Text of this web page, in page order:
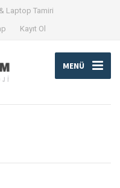
Laptop Tamiri
Kayıt Ol
MENÜ